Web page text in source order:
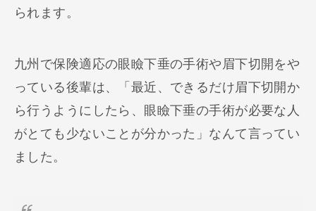
られます。
九州で保険適応の眼瞼下垂の手術や眉下切開をや
っている後輩は、「最近、できるだけ眉下切開か
ら行うようにしたら、眼瞼下垂の手術が必要な人
がとても少ないことが分かった」なんて言ってい
ました。